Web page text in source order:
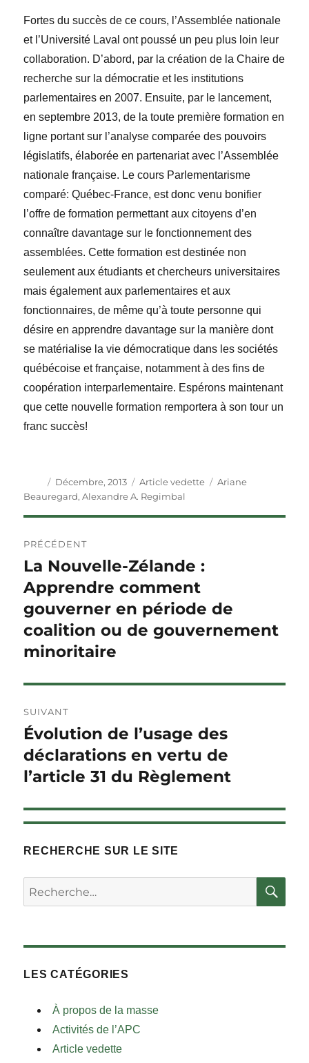
Fortes du succès de ce cours, l’Assemblée nationale
et l’Université Laval ont poussé un peu plus loin leur
collaboration. D’abord, par la création de la Chaire de
recherche sur la démocratie et les institutions
parlementaires en 2007. Ensuite, par le lancement,
en septembre 2013, de la toute première formation en
ligne portant sur l’analyse comparée des pouvoirs
législatifs, élaborée en partenariat avec l’Assemblée
nationale française. Le cours Parlementarisme
comparé: Québec-France, est donc venu bonifier
l’offre de formation permettant aux citoyens d’en
connaître davantage sur le fonctionnement des
assemblées. Cette formation est destinée non
seulement aux étudiants et chercheurs universitaires
mais également aux parlementaires et aux
fonctionnaires, de même qu’à toute personne qui
désire en apprendre davantage sur la manière dont
se matérialise la vie démocratique dans les sociétés
québécoise et française, notamment à des fins de
coopération interparlementaire. Espérons maintenant
que cette nouvelle formation remportera à son tour un
franc succès!
Auteur
Publié
le
Décembre, 2013 Catégories
Article vedette Étiquettes
Ariane
Beauregard,Alexandre A. Regimbal
de
l'article
PRÉCÉDENT
Article
précédent :
La Nouvelle-Zélande :
Apprendre comment
gouverner en période de
coalition ou de gouvernement
minoritaire
SUIVANT
Article
Suivant :
Évolution de l’usage des
déclarations en vertu de
l’article 31 du Règlement
RECHERCHE SUR LE SITE
Rechercher :
LES CATÉGORIES
À propos de la masse
Activités de l’APC
Article vedette